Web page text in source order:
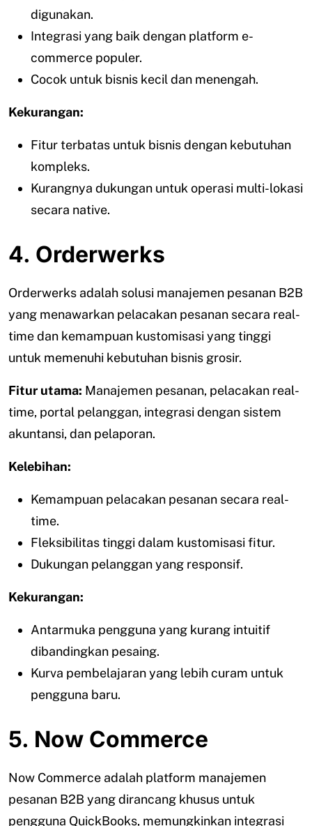
digunakan.
Integrasi yang baik dengan platform e-
commerce populer.
Cocok untuk bisnis kecil dan menengah.
Kekurangan:
Fitur terbatas untuk bisnis dengan kebutuhan
kompleks.
Kurangnya dukungan untuk operasi multi-lokasi
secara native.
4. Orderwerks
Orderwerks adalah solusi manajemen pesanan B2B
yang menawarkan pelacakan pesanan secara real-
time dan kemampuan kustomisasi yang tinggi
untuk memenuhi kebutuhan bisnis grosir.
Fitur utama: Manajemen pesanan, pelacakan real-
time, portal pelanggan, integrasi dengan sistem
akuntansi, dan pelaporan.
Kelebihan:
Kemampuan pelacakan pesanan secara real-
time.
Fleksibilitas tinggi dalam kustomisasi fitur.
Dukungan pelanggan yang responsif.
Kekurangan:
Antarmuka pengguna yang kurang intuitif
dibandingkan pesaing.
Kurva pembelajaran yang lebih curam untuk
pengguna baru.
5. Now Commerce
Now Commerce adalah platform manajemen
pesanan B2B yang dirancang khusus untuk
pengguna QuickBooks, memungkinkan integrasi